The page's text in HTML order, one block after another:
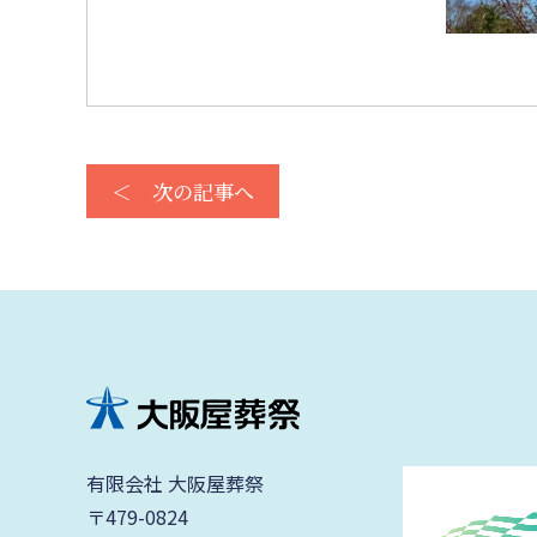
＜ 次の記事へ
有限会社 大阪屋葬祭
〒479-0824